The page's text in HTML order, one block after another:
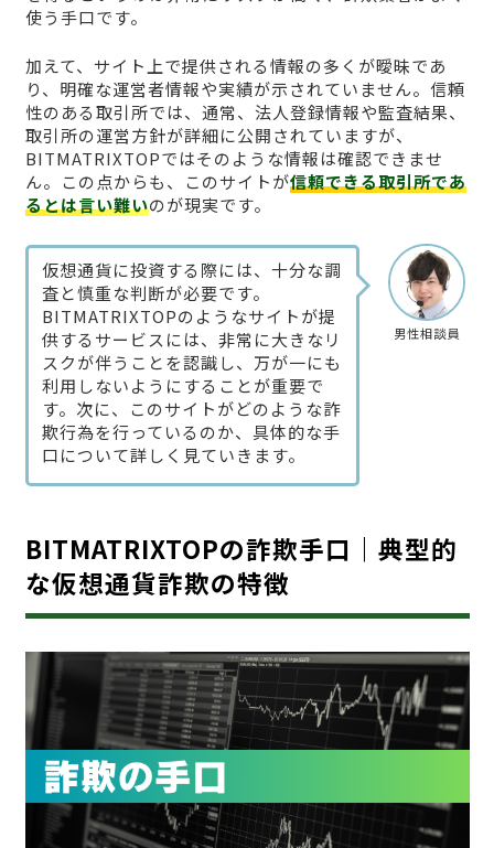
使う手口です。
加えて、サイト上で提供される情報の多くが曖昧であ
り、明確な運営者情報や実績が示されていません。信頼
性のある取引所では、通常、法人登録情報や監査結果、
取引所の運営方針が詳細に公開されていますが、
BITMATRIXTOPではそのような情報は確認できませ
ん。この点からも、このサイトが信頼できる取引所であ
るとは言い難いのが現実です。
男性相談員
仮想通貨に投資する際には、十分な調
査と慎重な判断が必要です。
BITMATRIXTOPのようなサイトが提
供するサービスには、非常に大きなリ
スクが伴うことを認識し、万が一にも
利用しないようにすることが重要で
す。次に、このサイトがどのような詐
欺行為を行っているのか、具体的な手
口について詳しく見ていきます。
BITMATRIXTOPの詐欺手口｜典型的
な仮想通貨詐欺の特徴